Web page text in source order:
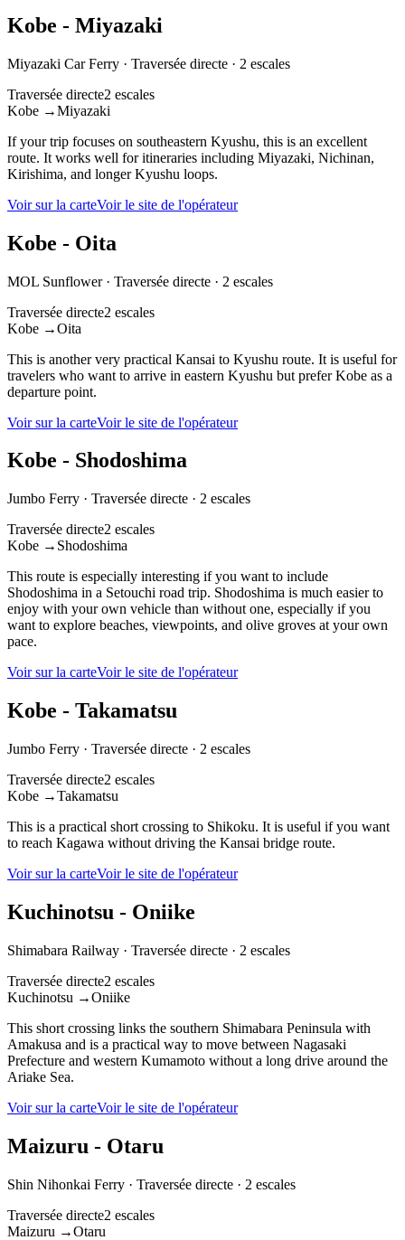
Kobe - Miyazaki
Miyazaki Car Ferry · Traversée directe · 2 escales
Traversée directe2 escales
Kobe →Miyazaki
If your trip focuses on southeastern Kyushu, this is an excellent
route. It works well for itineraries including Miyazaki, Nichinan,
Kirishima, and longer Kyushu loops.
Voir sur la carteVoir le site de l'opérateur
Kobe - Oita
MOL Sunflower· Traversée directe · 2 escales
Traversée directe2 escales
Kobe →Oita
This is another very practical Kansai to Kyushu route. It is useful for
travelers who want to arrive in eastern Kyushu but prefer Kobe as a
departure point.
Voir sur la carteVoir le site de l'opérateur
Kobe - Shodoshima
Jumbo Ferry · Traversée directe · 2 escales
Traversée directe2 escales
Kobe → Shodoshima
This route is especially interesting if you want to include
Shodoshima in a Setouchi road trip. Shodoshima is much easier to
enjoy with your own vehicle than without one, especially if you
want to explore beaches, viewpoints, and olive groves at your own
pace.
Voir sur la carteVoir le site de l'opérateur
Kobe - Takamatsu
Jumbo Ferry · Traversée directe · 2 escales
Traversée directe2 escales
Kobe →Takamatsu
This is a practical short crossing to Shikoku. It is useful if you want
to reach Kagawa without driving the Kansai bridge route.
Voir sur la carteVoir le site de l'opérateur
Kuchinotsu - Oniike
Shimabara Railway · Traversée directe · 2 escales
Traversée directe2 escales
Kuchinotsu →Oniike
This short crossing links the southern Shimabara Peninsula with
Amakusa and is a practical way to move between Nagasaki
Prefecture and western Kumamoto without a long drive around the
Ariake Sea.
Voir sur la carteVoir le site de l'opérateur
Maizuru - Otaru
Shin Nihonkai Ferry · Traversée directe · 2 escales
Traversée directe2 escales
Maizuru →Otaru